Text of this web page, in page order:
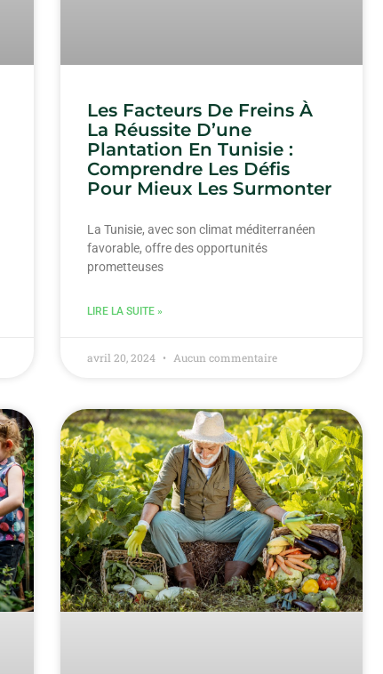
Les Facteurs De Freins À
La Réussite D’une
Plantation En Tunisie :
Comprendre Les Défis
Pour Mieux Les Surmonter
La Tunisie, avec son climat méditerranéen
favorable, offre des opportunités
prometteuses
LIRE LA SUITE »
avril 20, 2024 Aucun commentaire